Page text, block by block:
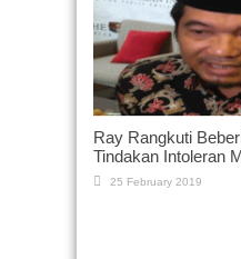
Ray Rangkuti
Tindakan Intoleran
25 February 2019